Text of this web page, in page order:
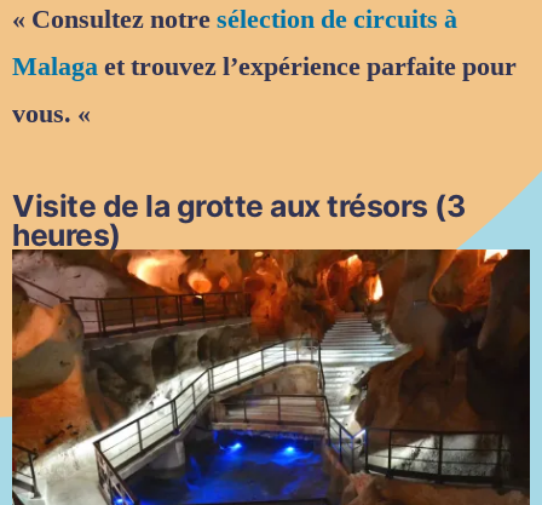
« Consultez notresélection de circuits à
Malagaet trouvez l’expérience parfaite pour
vous. «
Visite de la grotte aux trésors (3
heures)